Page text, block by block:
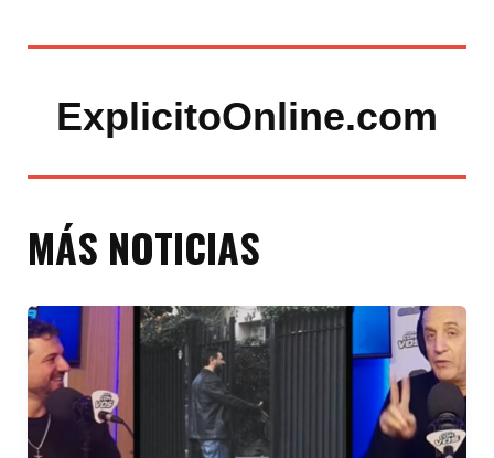
ExplicitoOnline.com
MÁS NOTICIAS